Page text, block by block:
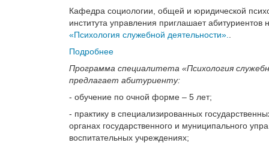
Кафедра социологии, общей и юридической
института управления приглашает
«Психология служебной деятельности».
Подробнее
Программа специалитета «Психология
предлагает абитуриенту:
- обучение по очной форме – 5 лет;
- практику в специализированных
органах государственного и муниципального
воспитательных учреждениях;